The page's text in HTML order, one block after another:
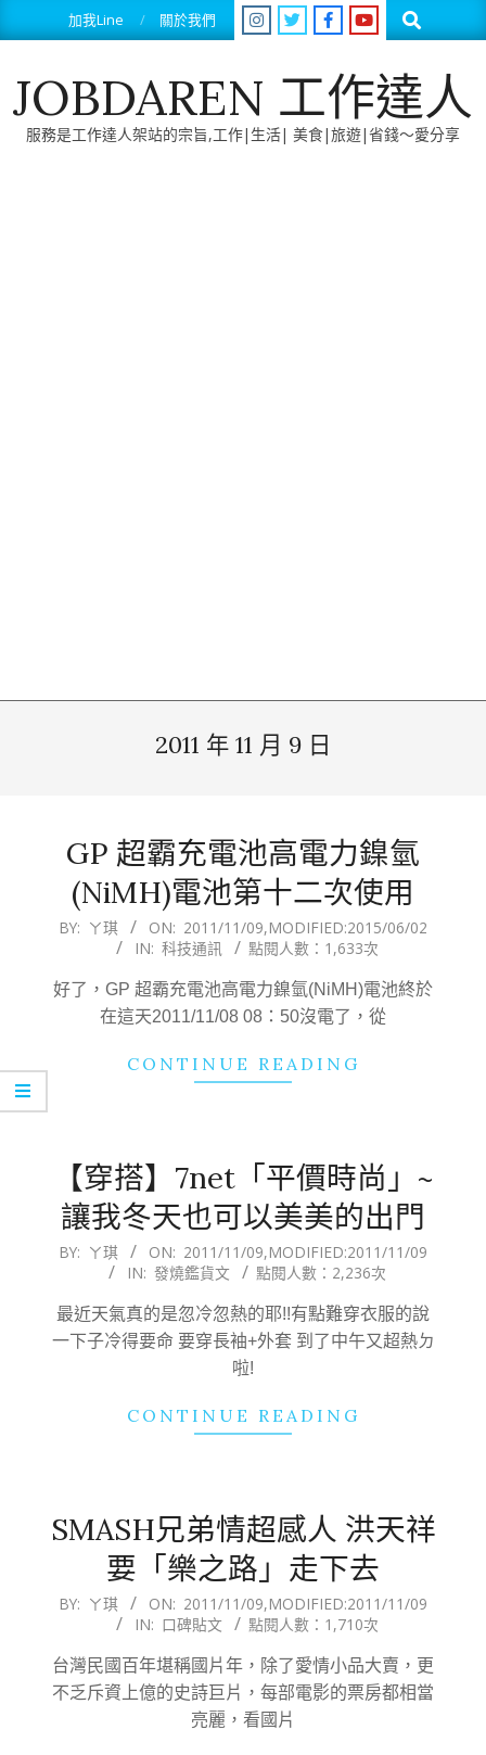
to
加我Line 關於我們 Search
JOBDAREN 工作達人
服務是工作達人架站的宗旨,工作|生活| 美食|旅遊|省錢～愛分享
2011 年 11 月 9 日
GP 超霸充電池高電力鎳氫
(NiMH)電池第十二次使用
2011-
09
BY: ㄚ琪 ON: 2011/11/09,MODIFIED:2015/06/02
IN: 科技通訊 點閱人數：1,633次
好了，GP 超霸充電池高電力鎳氫(NiMH)電池終於
在這天2011/11/08 08：50沒電了，從
CONTINUE READING
【穿搭】7net「平價時尚」~
讓我冬天也可以美美的出門
2011-
09
BY: ㄚ琪 ON: 2011/11/09,MODIFIED:2011/11/09
IN: 發燒鑑貨文 點閱人數：2,236次
最近天氣真的是忽冷忽熱的耶!!有點難穿衣服的說
一下子冷得要命 要穿長袖+外套 到了中午又超熱ㄉ
啦!
CONTINUE READING
SMASH兄弟情超感人 洪天祥
要「樂之路」走下去
2011-
09
BY: ㄚ琪 ON: 2011/11/09,MODIFIED:2011/11/09
IN: 口碑貼文 點閱人數：1,710次
台灣民國百年堪稱國片年，除了愛情小品大賣，更
不乏斥資上億的史詩巨片，每部電影的票房都相當
亮麗，看國片